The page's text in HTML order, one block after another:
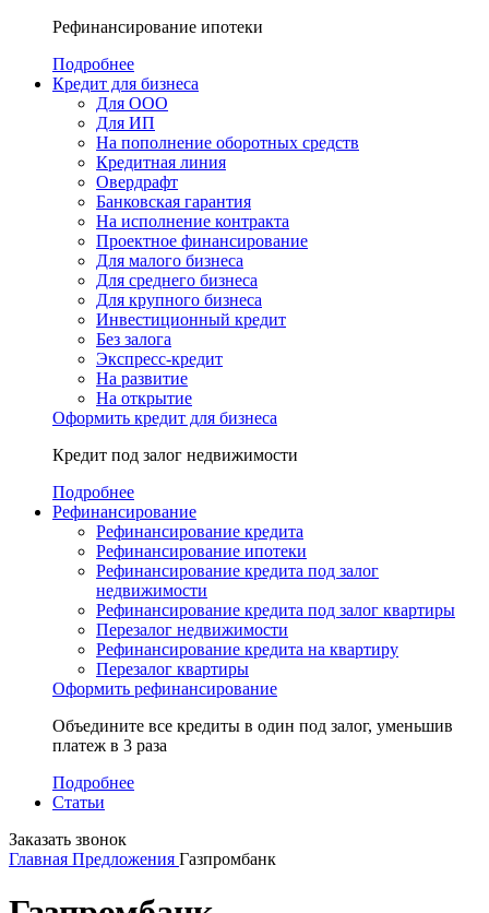
Рефинансирование ипотеки
Подробнее
Кредит для бизнеса
Для ООО
Для ИП
На пополнение оборотных средств
Кредитная линия
Овердрафт
Банковская гарантия
На исполнение контракта
Проектное финансирование
Для малого бизнеса
Для среднего бизнеса
Для крупного бизнеса
Инвестиционный кредит
Без залога
Экспресс-кредит
На развитие
На открытие
Оформить кредит для бизнеса
Кредит под залог недвижимости
Подробнее
Рефинансирование
Рефинансирование кредита
Рефинансирование ипотеки
Рефинансирование кредита под залог
недвижимости
Рефинансирование кредита под залог квартиры
Перезалог недвижимости
Рефинансирование кредита на квартиру
Перезалог квартиры
Оформить рефинансирование
Объедините все кредиты в один под залог, уменьшив
платеж в 3 раза
Подробнее
Статьи
Заказать звонок
Главная Предложения Газпромбанк